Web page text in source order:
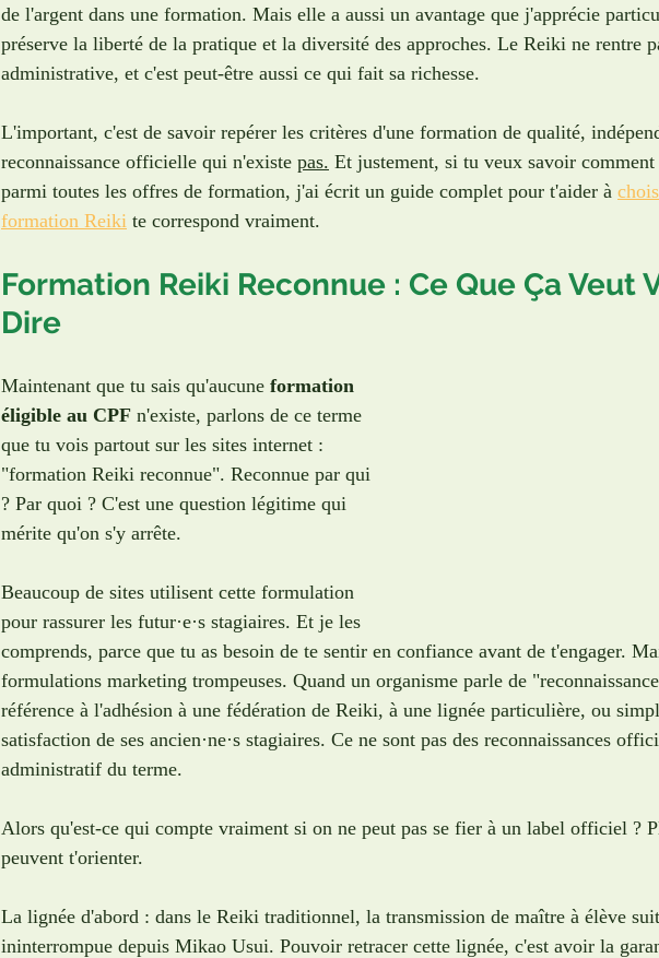
de l'argent dans une formation. Mais elle a aussi un avantage que j'apprécie
préserve la liberté de la pratique et la diversité des approches. Le Reiki ne rentre
administrative, et c'est peut-être aussi ce qui fait sa richesse.
L'important, c'est de savoir repérer les critères d'une formation de qualité,
reconnaissance officielle qui n'existe pas. Et justement, si tu veux savoir
parmi toutes les offres de formation, j'ai écrit un guide complet pour t'aider à
formation Reiki te correspond vraiment.
Formation Reiki Reconnue : Ce Que Ça Veut
Dire
Maintenant que tu sais qu'aucune formation
éligible au CPF n'existe, parlons de ce terme
que tu vois partout sur les sites internet :
"formation Reiki reconnue". Reconnue par qui
? Par quoi ? C'est une question légitime qui
mérite qu'on s'y arrête.
Beaucoup de sites utilisent cette formulation
pour rassurer les futur·e·s stagiaires. Et je les
comprends, parce que tu as besoin de te sentir en confiance avant de t'engager.
formulations marketing trompeuses. Quand un organisme parle de
référence à l'adhésion à une fédération de Reiki, à une lignée particulière, ou
satisfaction de ses ancien·ne·s stagiaires. Ce ne sont pas des reconnaissances
administratif du terme.
Alors qu'est-ce qui compte vraiment si on ne peut pas se fier à un label officiel ?
peuvent t'orienter.
La lignée d'abord : dans le Reiki traditionnel, la transmission de maître à élève
ininterrompue depuis Mikao Usui. Pouvoir retracer cette lignée, c'est avoir la